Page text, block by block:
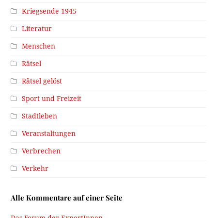
Kriegsende 1945
Literatur
Menschen
Rätsel
Rätsel gelöst
Sport und Freizeit
Stadtleben
Veranstaltungen
Verbrechen
Verkehr
Alle Kommentare auf einer Seite